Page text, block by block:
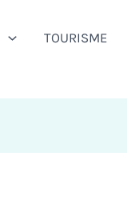
TOURISME